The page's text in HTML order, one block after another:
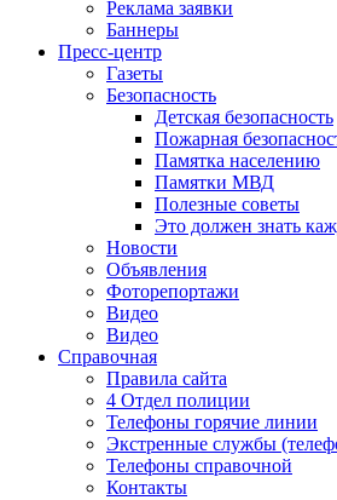
Реклама заявки
Баннеры
Пресс-центр
Газеты
Безопасность
Детская безопасность
Пожарная
Памятка населению
Памятки МВД
Полезные советы
Это должен знать
Новости
Объявления
Фоторепортажи
Видео
Видео
Справочная
Правила сайта
4 Отдел полиции
Телефоны горячие линии
Экстренные службы
Телефоны справочной
Контакты